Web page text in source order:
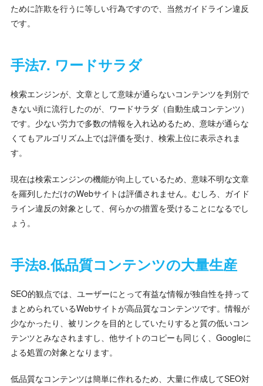
ために詐欺を行うに等しい行為ですので、当然ガイドライン違反
です。
手法7. ワードサラダ
検索エンジンが、文章として意味が通らないコンテンツを判別で
きない頃に流行したのが、ワードサラダ（自動生成コンテンツ）
です。少ない労力で多数の情報を入れ込めるため、意味が通らな
くてもアルゴリズム上では評価を受け、検索上位に表示されま
す。
現在は検索エンジンの機能が向上しているため、意味不明な文章
を羅列しただけのWebサイトは評価されません。むしろ、ガイド
ライン違反の対象として、何らかの措置を受けることになるでし
ょう。
手法8.低品質コンテンツの大量生産
SEO的観点では、ユーザーにとって有益な情報が独自性を持って
まとめられているWebサイトが高品質なコンテンツです。情報が
少なかったり、被リンクを目的としていたりすると質の低いコン
テンツとみなされますし、他サイトのコピーも同じく、Googleに
よる処置の対象となります。
低品質なコンテンツは簡単に作れるため、大量に作成してSEO対